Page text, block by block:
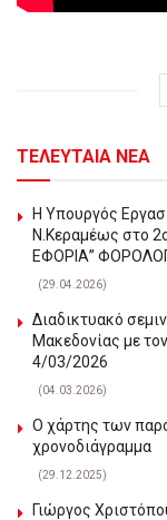
ΤΕΛΕΥΤΑΙΑ ΝΕΑ
Η Υπουργός
Ν.Κεραμέως στο
ΕΦΟΡΙΑ”
(29.04.2026)
Διαδικτυακό
Μακεδονίας με
4/03/2026
(04.03.2026)
Ο χάρτης των
χρονοδιάγραμμα
(29.12.2025)
Γιώργος